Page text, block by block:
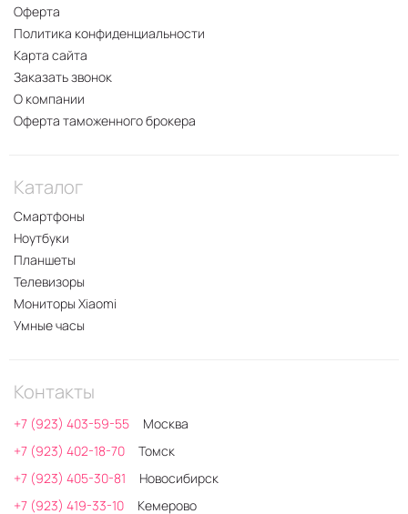
Оферта
Политика конфиденциальности
Карта сайта
Заказать звонок
О компании
Оферта таможенного брокера
Каталог
Смартфоны
Ноутбуки
Планшеты
Телевизоры
Мониторы Xiaomi
Умные часы
Контакты
+7 (923) 403-59-55
Москва
+7 (923) 402-18-70
Томск
+7 (923) 405-30-81
Новосибирск
+7 (923) 419-33-10
Кемерово